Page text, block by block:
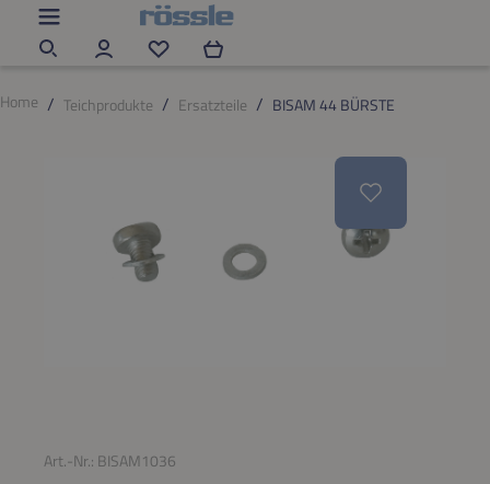
Zum Hauptinhalt springen
Du hast 0 Produkte auf dem Merkzettel
Home
Teichprodukte Ersatzteile BISAM 44 BÜRSTE
Art.-Nr.: BISAM1036